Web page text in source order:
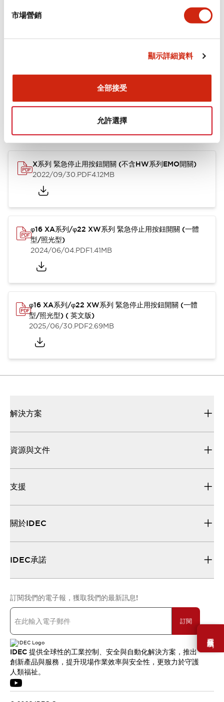
市場營銷
顯示詳細資料
全部接受
允許選擇
需要幫助嗎？
使用說明書 其他
X系列 緊急停止用按鈕開關 (不含HW系列EMO開關)
2022/09/30.PDF4.12MB
φ16 XA系列/φ22 XW系列 緊急停止用按鈕開關 (一體
型/照光型)
2024/06/04.PDF1.41MB
φ16 XA系列/φ22 XW系列 緊急停止用按鈕開關 (一體
型/照光型) ( 英文版)
2025/06/30.PDF2.69MB
解決方案
資源與文件
支援
關於IDEC
IDEC承諾
訂閱我們的電子報，獲取我們的最新訊息!
訂閱
IDEC 提供全球性的工業控制、安全與自動化解決方案，推出
創新產品與服務，提升現場作業效率與安全性，更致力於守護
人類福祉。